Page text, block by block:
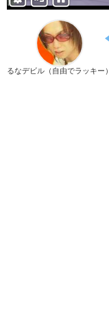
るなデビル（自由でラッキー）